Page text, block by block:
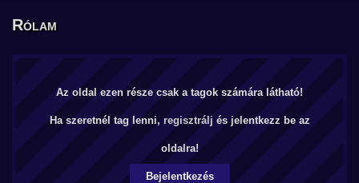
Rólam
Az oldal ezen része csak a tagok számára látható!
Ha szeretnél tag lenni, regisztrálj és jelentkezz be az
oldalra!
Bejelentkezés